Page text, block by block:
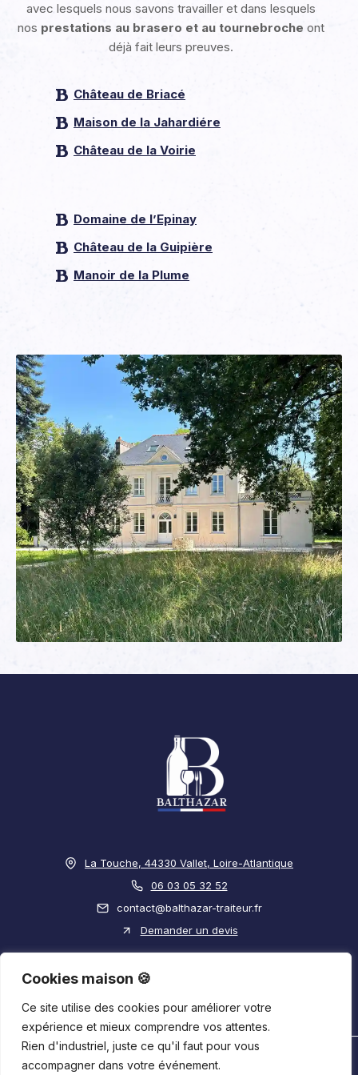
Cookies maison 🍪
Ce site utilise des cookies pour améliorer votre
expérience et mieux comprendre vos attentes.
Rien d'industriel, juste ce qu'il faut pour vous
accompagner dans votre événement.
avec lesquels nous savons travailler et dans lesquels
nos prestations au brasero et au tournebroche ont
déjà fait leurs preuves.
Château de Briacé
Maison de la Jahardiére
Château de la Voirie
Domaine de l’Epinay
Château de la Guipière
Manoir de la Plume
La Touche, 44330 Vallet, Loire-Atlantique
06 03 05 32 52
contact@balthazar-traiteur.fr
Demander un devis
SUIVEZ-NOUS !
Mentions légales-Politique de confidentialité